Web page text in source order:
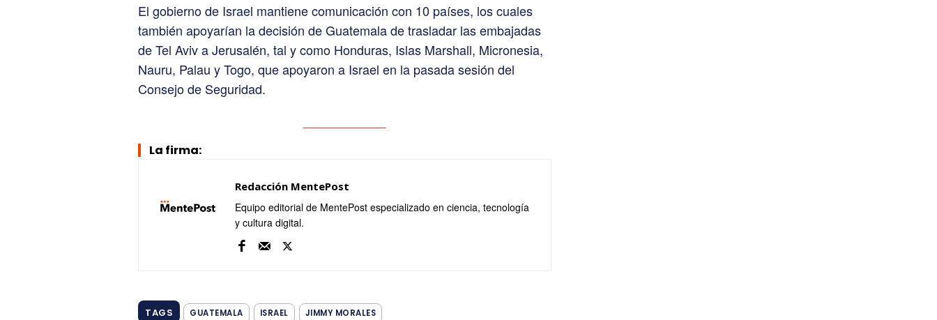
El gobierno de Israel mantiene comunicación con 10 países, los cuales
también apoyarían la decisión de Guatemala de trasladar las embajadas
de Tel Aviv a Jerusalén, tal y como Honduras, Islas Marshall, Micronesia,
Nauru, Palau y Togo, que apoyaron a Israel en la pasada sesión del
Consejo de Seguridad.
La firma:
Redacción MentePost
Equipo editorial de MentePost especializado en ciencia, tecnología
y cultura digital.
TAGS GUATEMALA ISRAEL JIMMY MORALES